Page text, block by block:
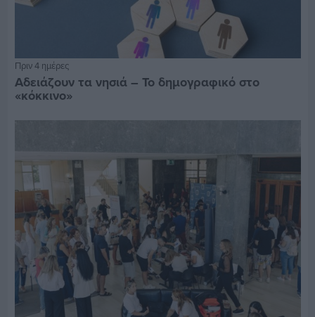
Πριν 4 ημέρες
Αδειάζουν τα νησιά – Το δημογραφικό στο
«κόκκινο»